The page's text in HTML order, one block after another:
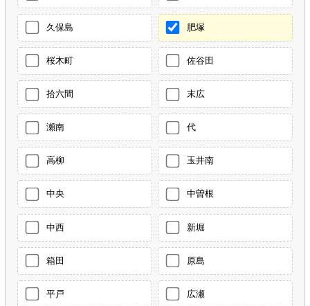
久保島 肥塚
桜木町 佐谷田
拾六間 末広
瀬南 代
高柳 玉井南
中央 中曽根
中西 新堀
箱田 原島
平戸 広瀬